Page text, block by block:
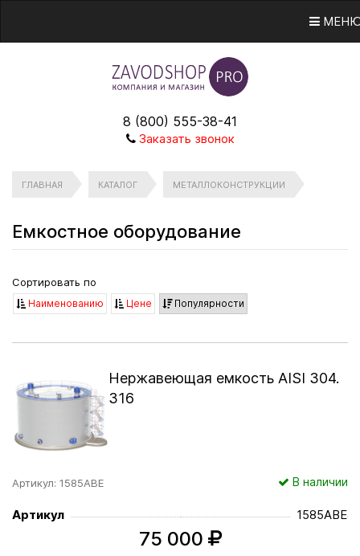
8 (800) 555-38-41
Заказать звонок
ГЛАВНАЯ КАТАЛОГ МЕТАЛЛОКОНСТРУКЦИИ
Емкостное оборудование
Сортировать по
Наименованию Цене Популярности
Нержавеющая емкость AISI 304.
316
Артикул: 1585АВЕ В наличии
Артикул 1585АВЕ
75 000